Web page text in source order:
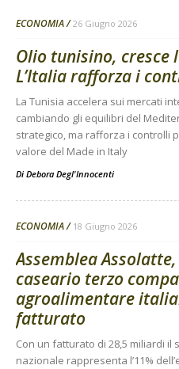
ECONOMIA 26 Giugno 2026
Olio tunisino, cresce
L’Italia rafforza i
La Tunisia accelera sui mercati
cambiando gli equilibri del
strategico, ma rafforza i controlli
valore del Made in Italy
Di Debora Degl'Innocenti
ECONOMIA 18 Giugno 2026
Assemblea
caseario terzo
agroalimentare
fatturato
Con un fatturato di 28,5 miliardi
nazionale rappresenta l’11%